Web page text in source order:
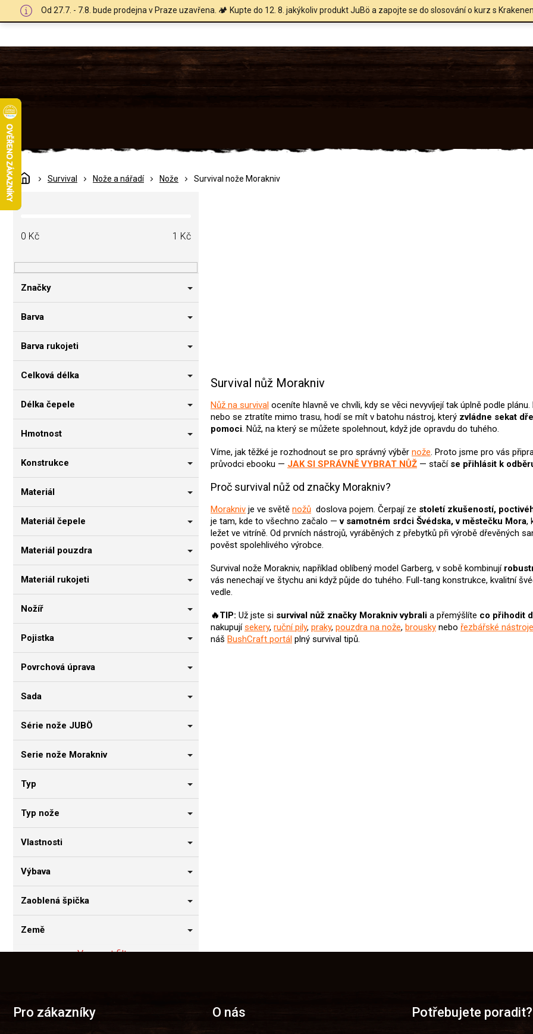
Od 27.7. - 7.8. bude prodejna v Praze uzavřena. 🏕️ Kupte do 12. 8. jakýkoliv produkt JuBö a zapojte se do slosování o kurz s
DomůSurvival Nože a nářadí Nože Survival nože Morakniv
P
o
a
n
í
a
0 Kč 1 Kč
Značky
Barva
Barva rukojeti
Celková délka
Délka čepele
Hmotnost
Konstrukce
Materiál
Materiál čepele
Materiál pouzdra
Materiál rukojeti
Nožíř
Pojistka
Povrchová úprava
Sada
Série nože JUBÖ
Serie nože Morakniv
Typ
Typ nože
Vlastnosti
Výbava
Zaoblená špička
Země
Vymazat filtry
Survival nůž Morakniv
Nůž na survival oceníte hlavně ve chvíli, kdy se věci nevyvíjejí tak úplně podle
nebo se ztratíte mimo trasu, hodí se mít v batohu nástroj, který zvládne sekat
pomoci. Nůž, na který se můžete spolehnout, když jde opravdu do tuhého.
Víme, jak těžké je rozhodnout se pro správný výběr nože. Proto jsme pro vás
průvodci ebooku — JAK SI SPRÁVNĚ VYBRAT NŮŽ — stačí se přihlásit k
Proč survival nůž od značky Morakniv?
Morakniv je ve světě nožů doslova pojem. Čerpají ze století zkušeností,
je tam, kde to všechno začalo —v samotném srdci Švédska, v městečku Mora,
ležet ve vitríně. Od prvních nástrojů, vyráběných z přebytků při výrobě dřevěných
pověst spolehlivého výrobce.
Survival nože Morakniv, například oblíbený model Garberg, v sobě kombinují
vás nenechají ve štychu ani když půjde do tuhého. Full-tang konstrukce, kvalitní
vedle.
🔥TIP: Už jste si survival nůž značky Moraknivvybrali a přemýšlíte co přihodit
nakupujísekery, ruční pily, praky, pouzdra na nože, brousky nebo řezbářské nástroje
náš BushCraft portál plný survival tipů.
Pro zákazníky O nás Potřebujete poradit?